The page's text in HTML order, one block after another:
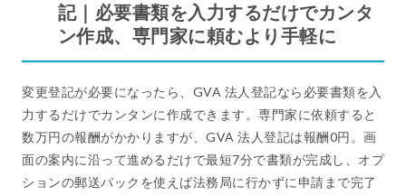
記｜必要書類を入力するだけでカンタ
ン作成、専門家に頼むより手軽に
変更登記が必要になったら、GVA 法人登記なら必要書類を入
力するだけでカンタンに作成できます。専門家に依頼すると
数万円の報酬がかかりますが、GVA 法人登記は報酬0円。画
面の案内に沿って進めるだけで最短7分で書類が完成し、オプ
ションの郵送パックを使えば法務局に行かずに申請まで完了